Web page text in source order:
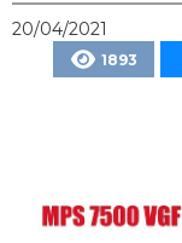
20/04/2021
1893